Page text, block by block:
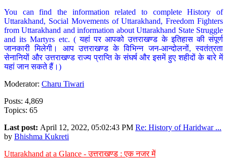
You can find the information related to complete History of
Uttarakhand, Social Movements of Uttarakhand, Freedom Fighters
from Uttarakhand and information about Uttarakhand State Struggle
and its Martyrs etc. ( यहां पर आपको उत्तराखण्ड के इतिहास की संपूर्ण
जानकारी मिलेगी। आप उत्तराखण्ड के विभिन्न जन-आन्दोलनों, स्वतंत्रता
सेनानियों और उत्तराखण्ड राज्य प्राप्ति के संघर्ष और इसमें हुए शहीदों के बारे में
यहां जान सकते हैं।)
Moderator: Charu Tiwari
Posts: 4,869
Topics: 65
Last post: April 12, 2022, 05:02:43 PM Re: History of Haridwar ...
by Bhishma Kukreti
Uttarakhand at a Glance - उत्तराखण्ड : एक नजर में